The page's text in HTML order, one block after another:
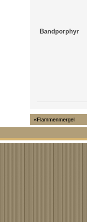
Bandporphyr
«Flammenmergel